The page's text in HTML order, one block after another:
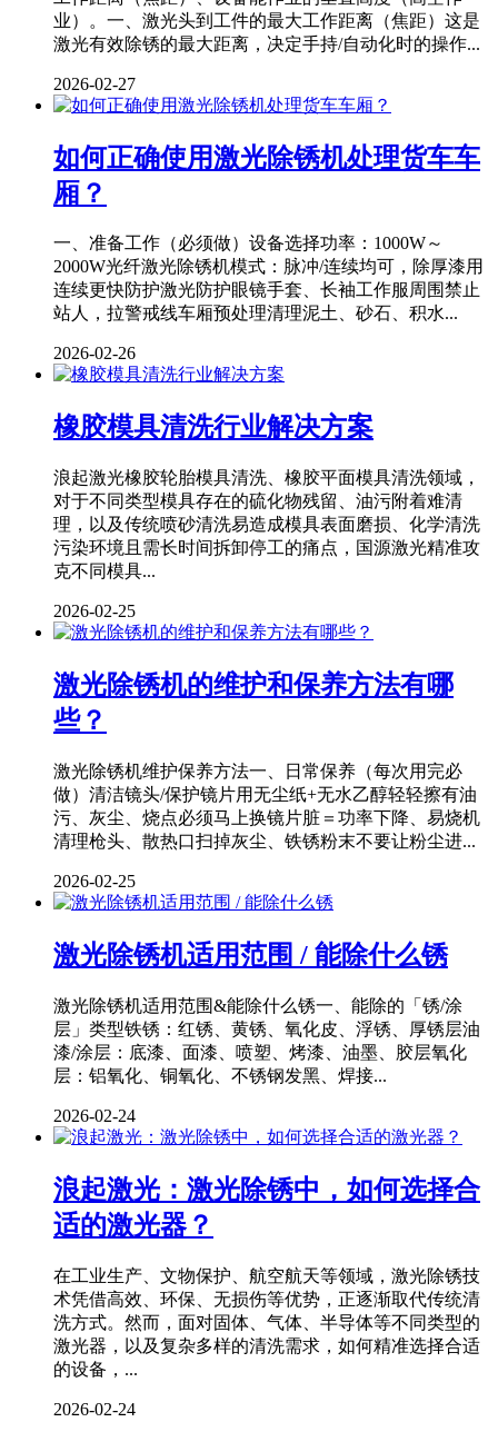
业）。一、激光头到工件的最大工作距离（焦距）这是
激光有效除锈的最大距离，决定手持/自动化时的操作...
2026-02-27
如何正确使用激光除锈机处理货车车
厢？
一、准备工作（必须做）设备选择功率：1000W～
2000W光纤激光除锈机模式：脉冲/连续均可，除厚漆用
连续更快防护激光防护眼镜手套、长袖工作服周围禁止
站人，拉警戒线车厢预处理清理泥土、砂石、积水...
2026-02-26
橡胶模具清洗行业解决方案
浪起激光橡胶轮胎模具清洗、橡胶平面模具清洗领域，
对于不同类型模具存在的硫化物残留、油污附着难清
理，以及传统喷砂清洗易造成模具表面磨损、化学清洗
污染环境且需长时间拆卸停工的痛点，国源激光精准攻
克不同模具...
2026-02-25
激光除锈机的维护和保养方法有哪
些？
激光除锈机维护保养方法一、日常保养（每次用完必
做）清洁镜头/保护镜片用无尘纸+无水乙醇轻轻擦有油
污、灰尘、烧点必须马上换镜片脏＝功率下降、易烧机
清理枪头、散热口扫掉灰尘、铁锈粉末不要让粉尘进...
2026-02-25
激光除锈机适用范围 / 能除什么锈
激光除锈机适用范围&能除什么锈一、能除的「锈/涂
层」类型铁锈：红锈、黄锈、氧化皮、浮锈、厚锈层油
漆/涂层：底漆、面漆、喷塑、烤漆、油墨、胶层氧化
层：铝氧化、铜氧化、不锈钢发黑、焊接...
2026-02-24
浪起激光：激光除锈中，如何选择合
适的激光器？
在工业生产、文物保护、航空航天等领域，激光除锈技
术凭借高效、环保、无损伤等优势，正逐渐取代传统清
洗方式。然而，面对固体、气体、半导体等不同类型的
激光器，以及复杂多样的清洗需求，如何精准选择合适
的设备，...
2026-02-24